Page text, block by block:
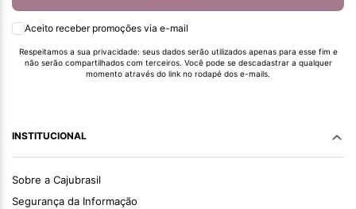
Aceito receber promoções via e-mail
Respeitamos a sua privacidade: seus dados serão utilizados apenas para esse fim e
não serão compartilhados com terceiros. Você pode se descadastrar a qualquer
momento através do link no rodapé dos e-mails.
INSTITUCIONAL
Sobre a Cajubrasil
Segurança da Informação